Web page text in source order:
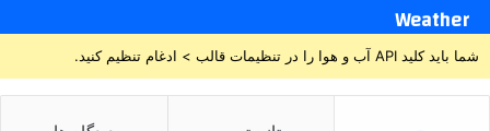
Weather
شما باید کلید API آب و هوا را در تنظیمات قالب > ادغام تنظیم کنید.